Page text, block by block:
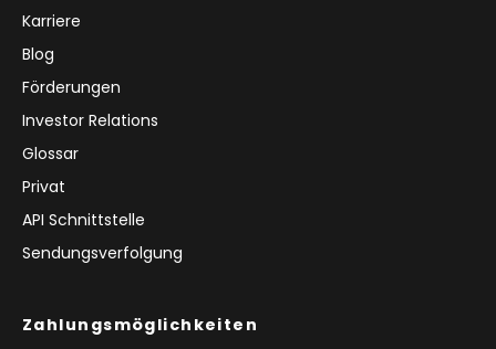
Karriere
Blog
Förderungen
Investor Relations
Glossar
Privat
API Schnittstelle
Sendungsverfolgung
Zahlungsmöglichkeiten